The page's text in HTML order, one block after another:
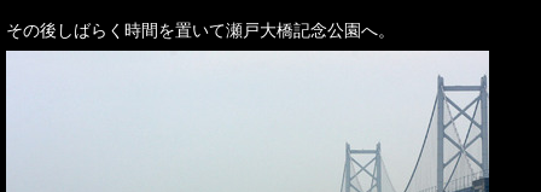
その後しばらく時間を置いて瀬戸大橋記念公園へ。